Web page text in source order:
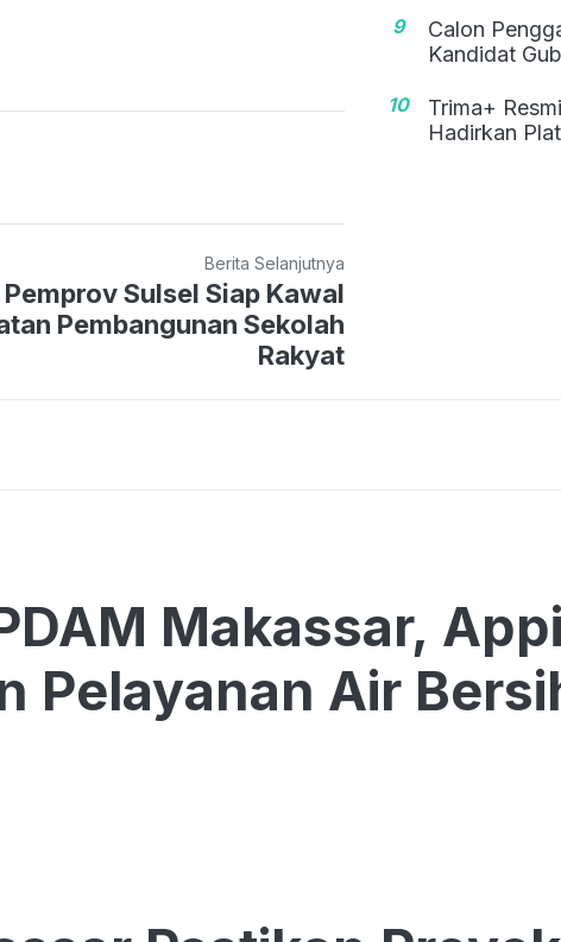
Berita Selanjutnya
Pemprov Sulsel Siap Kawal
Pembangunan Sekolah
Rakyat
9
Calon
Kandidat
10
Trima+
Hadirkan
Makassar,
Pelayanan Air